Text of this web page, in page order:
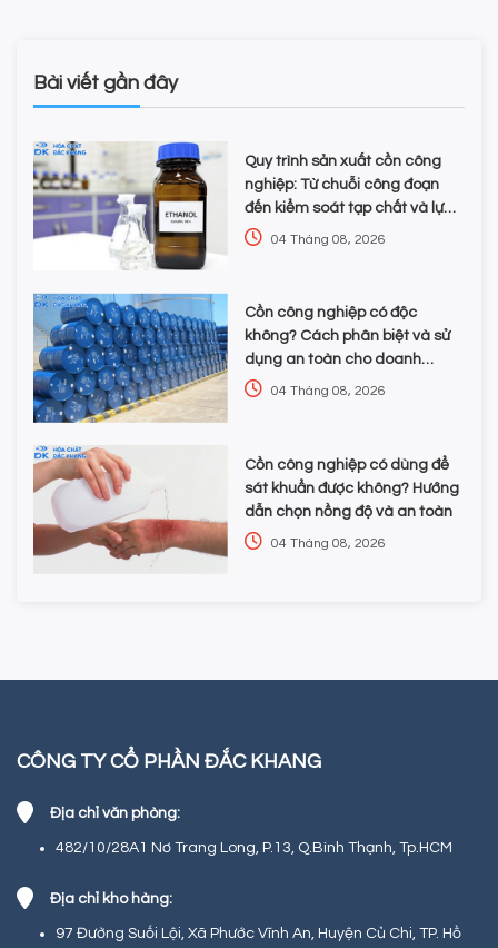
Bài viết gần đây
Quy trình sản xuất cồn công
nghiệp: Từ chuỗi công đoạn
đến kiểm soát tạp chất và lựa
chọn hóa chất
04 Tháng 08, 2026
Cồn công nghiệp có độc
không? Cách phân biệt và sử
dụng an toàn cho doanh
nghiệp
04 Tháng 08, 2026
Cồn công nghiệp có dùng để
sát khuẩn được không? Hướng
dẫn chọn nồng độ và an toàn
04 Tháng 08, 2026
CÔNG TY CỔ PHẦN ĐẮC KHANG
Địa chỉ văn phòng:
482/10/28A1 Nơ Trang Long, P.13, Q.Bình Thạnh, Tp.HCM
Địa chỉ kho hàng:
97 Đường Suối Lội, Xã Phước Vĩnh An, Huyện Củ Chi, TP. Hồ